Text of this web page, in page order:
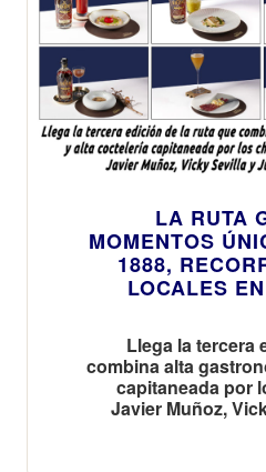
LA RUTA
MOMENTOS
1888,
LOCALES
Llega la tercera
combina alta
capitaneada por
Javier Muñoz,